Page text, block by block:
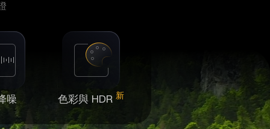
噪 色彩與 HDR新